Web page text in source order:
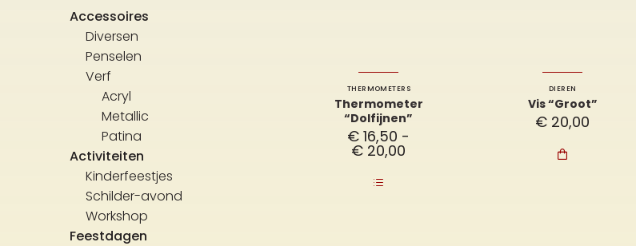
Accessoires
Diversen
Penselen
Verf
Acryl
Metallic
Patina
Activiteiten
Kinderfeestjes
Schilder-avond
Workshop
Feestdagen
THERMOMETERS
Thermometer
“Dolfijnen”
€ 16,50 -
€ 20,00
DIEREN
Vis “Groot”
€ 20,00
